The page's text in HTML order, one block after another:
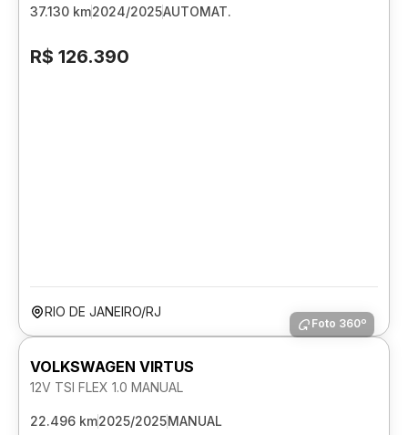
37.130 km2024/2025AUTOMAT.
R$ 126.390
RIO DE JANEIRO/RJ
Foto 360º
VOLKSWAGEN VIRTUS
12V TSI FLEX 1.0 MANUAL
22.496 km2025/2025MANUAL